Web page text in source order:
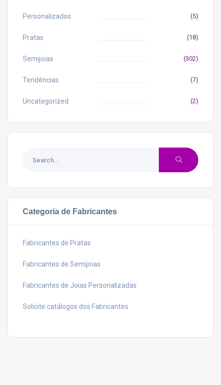
Personalizados (5)
Pratas (18)
Semijoias (302)
Tendências (7)
Uncategorized (2)
Categoria de Fabricantes
Fabricantes de Pratas
Fabricantes de Semijoias
Fabricantes de Joias Personalizadas
Solicite catálogos dos Fabricantes